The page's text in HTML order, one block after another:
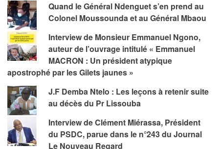
Quand le Général Ndenguet s’en prend au
Colonel Moussounda et au Général Mbaou
Interview de Monsieur Emmanuel Ngono,
auteur de l’ouvrage intitulé « Emmanuel
MACRON : Un président atypique
apostrophé par les Gilets jaunes »
J.F Demba Ntelo : Les leçons à retenir suite
au décès du Pr Lissouba
Interview de Clément Miérassa, Président
du PSDC, parue dans le n°243 du Journal
Le Nouveau Regard